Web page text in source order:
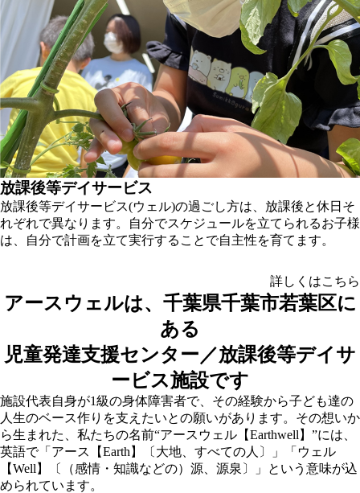
放課後等デイサービス
放課後等デイサービス(ウェル)の過ごし⽅は、放課後と休⽇そ
れぞれで異なります。⾃分でスケジュールを⽴てられるお⼦様
は、⾃分で計画を⽴て実⾏することで⾃主性を育てます。
詳しくはこちら
アースウェルは、千葉県千葉市若葉区に
ある
児童発達支援センター／放課後等デイサ
ービス施設です
施設代表自身が1級の身体障害者で、その経験から子ども達の
人生のベース作りを支えたいとの願いがあります。その想いか
ら生まれた、私たちの名前“アースウェル【Earthwell】”には、
英語で「アース【Earth】〔大地、すべての人〕」「ウェル
【Well】〔（感情・知識などの）源、源泉〕」という意味が込
められています。